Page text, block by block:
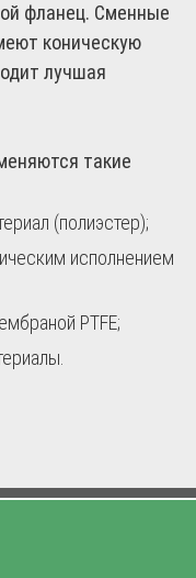
фланец. Сменные
коническую
лучшая
такие
(полиэстер);
исполнением
PTFE;